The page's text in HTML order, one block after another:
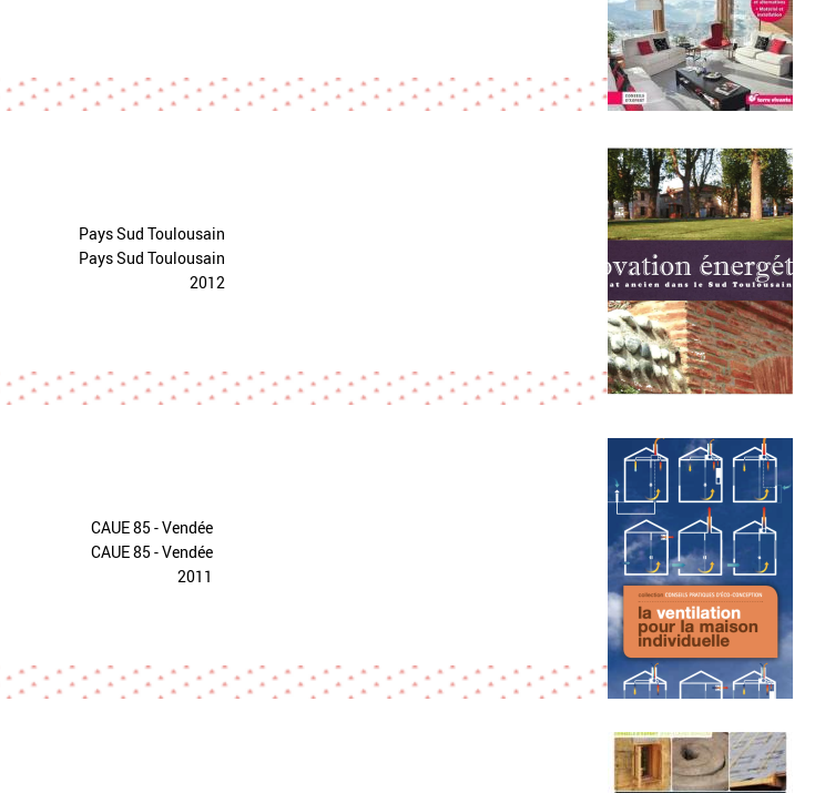
Pays Sud Toulousain
Pays Sud Toulousain
2012
CAUE 85 - Vendée
CAUE 85 - Vendée
2011